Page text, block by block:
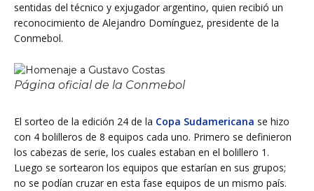
sentidas del técnico y exjugador argentino, quien recibió un
reconocimiento de Alejandro Domínguez, presidente de la
Conmebol.
Página oficial de la Conmebol
El sorteo de la edición 24 de la Copa Sudamericana se hizo
con 4 bolilleros de 8 equipos cada uno. Primero se definieron
los cabezas de serie, los cuales estaban en el bolillero 1.
Luego se sortearon los equipos que estarían en sus grupos;
no se podían cruzar en esta fase equipos de un mismo país.